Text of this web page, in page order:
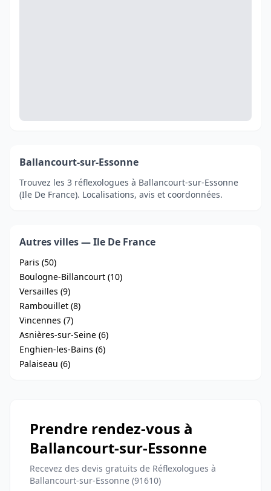
Ballancourt-sur-Essonne
Trouvez les 3 réflexologues à Ballancourt-sur-Essonne
(Ile De France). Localisations, avis et coordonnées.
Autres villes — Ile De France
Paris (50)
Boulogne-Billancourt (10)
Versailles (9)
Rambouillet (8)
Vincennes (7)
Asnières-sur-Seine (6)
Enghien-les-Bains (6)
Palaiseau (6)
Prendre rendez-vous à
Ballancourt-sur-Essonne
Recevez des devis gratuits de Réflexologues à
Ballancourt-sur-Essonne (91610)